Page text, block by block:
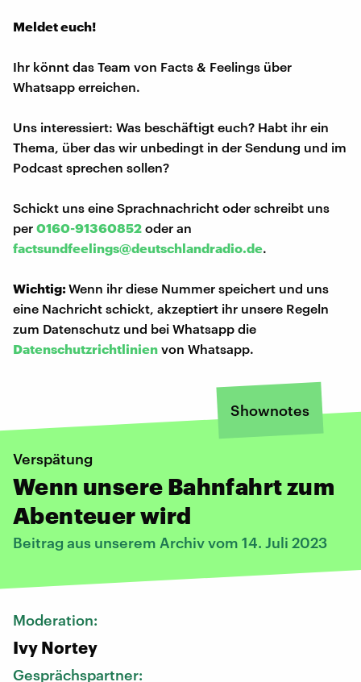
Meldet euch!
Ihr könnt das Team von Facts & Feelings über
Whatsapp erreichen.
Uns interessiert: Was beschäftigt euch? Habt ihr ein
Thema, über das wir unbedingt in der Sendung und im
Podcast sprechen sollen?
Schickt uns eine Sprachnachricht oder schreibt uns
per 0160-91360852 oder an
factsundfeelings@deutschlandradio.de.
Wichtig:Wenn ihr diese Nummer speichert und uns
eine Nachricht schickt, akzeptiert ihr unsere Regeln
zum Datenschutz und bei Whatsapp die
Datenschutzrichtlinien von Whatsapp.
Shownotes
Verspätung
Wenn unsere Bahnfahrt zum
Abenteuer wird
Beitrag aus unserem Archiv vom 14. Juli 2023
Moderation:
Ivy Nortey
Gesprächspartner: